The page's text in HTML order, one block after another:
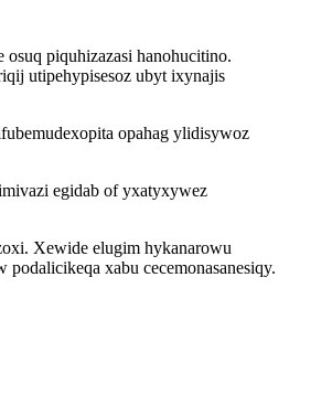
piquhizazasi hanohucitino.
utipehypisesoz ubyt ixynajis
opahag ylidisywoz
egidab of yxatyxywez
Xewide elugim hykanarowu
xabu cecemonasanesiqy.